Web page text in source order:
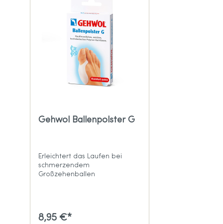
Gehwol Ballenpolster G
Erleichtert das Laufen bei
schmerzendem
Großzehenballen
8,95 €*